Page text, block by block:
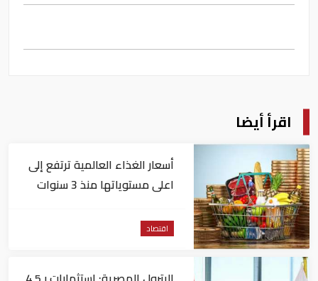
اقرأ أيضا
أسعار الغذاء العالمية ترتفع إلى
اعلى مستوياتها منذ 3 سنوات
اقتصاد